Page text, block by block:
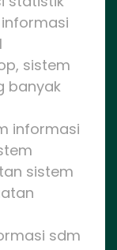
sistem
banyak
informasi
sistem
sdm